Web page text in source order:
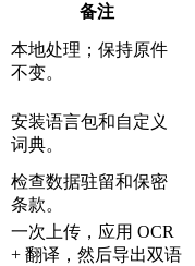
备注
本地处理；保持原件
不变。
安装语言包和自定义
词典。
检查数据驻留和保密
条款。
一次上传，应用 OCR
+ 翻译，然后导出双语